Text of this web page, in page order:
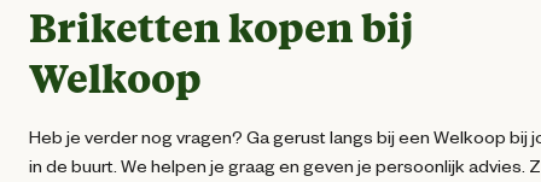
Briketten kopen bij
Welkoop
Heb je verder nog vragen? Ga gerust langs bij een Welkoop bij
in de buurt. We helpen je graag en geven je persoonlijk advies.